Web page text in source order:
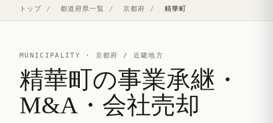
トップ / 都道府県一覧 / 京都府 / 精華町
MUNICIPALITY · 京都府 / 近畿地方
精華町の事業承継・
M&A・会社売却